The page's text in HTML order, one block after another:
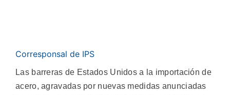
Corresponsal de IPS
Las barreras de Estados Unidos a la importación de
acero, agravadas por nuevas medidas anunciadas